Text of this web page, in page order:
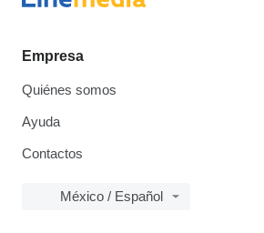
Empresa
Quiénes somos
Ayuda
Contactos
México / Español